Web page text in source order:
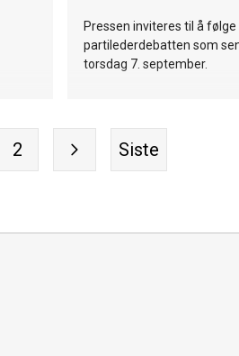
Pressen inviteres til å følge
partilederdebatten som
torsdag 7. september.
2 Siste